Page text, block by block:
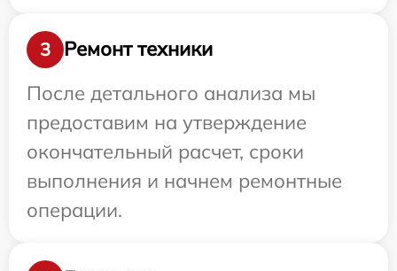
3
Ремонт техники
После детального анализа мы
предоставим на утверждение
окончательный расчет, сроки
выполнения и начнем ремонтные
операции.